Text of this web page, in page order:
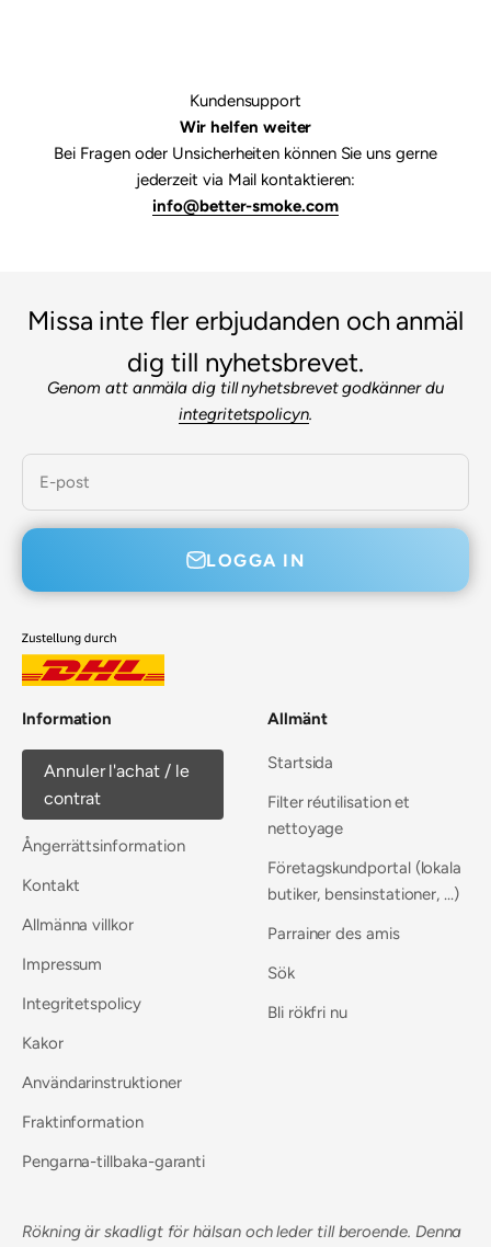
Kundensupport
Wir helfen weiter
Bei Fragen oder Unsicherheiten können Sie uns gerne
jederzeit via Mail kontaktieren:
info@better-smoke.com
Missa inte fler erbjudanden och anmäl
dig till nyhetsbrevet.
Genom att anmäla dig till nyhetsbrevet godkänner du
integritetspolicyn.
E-post
LOGGA IN
Information
Annuler l'achat / le
contrat
Ångerrättsinformation
Kontakt
Allmänna villkor
Impressum
Integritetspolicy
Kakor
Användarinstruktioner
Fraktinformation
Pengarna-tillbaka-garanti
Allmänt
Startsida
Filter réutilisation et
nettoyage
Företagskundportal (lokala
butiker, bensinstationer, ...)
Parrainer des amis
Sök
Bli rökfri nu
Rökning är skadligt för hälsan och leder till beroende. Denna